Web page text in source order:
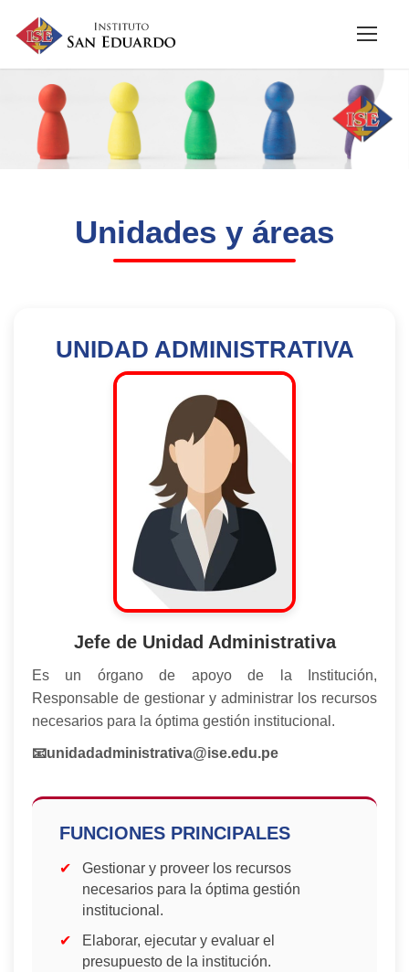
Unidades y áreas
UNIDAD ADMINISTRATIVA
Jefe de Unidad Administrativa
Es un órgano de apoyo de la Institución,
Responsable de gestionar y administrar los recursos
necesarios para la óptima gestión institucional.
📧unidadadministrativa@ise.edu.pe
FUNCIONES PRINCIPALES
Gestionar y proveer los recursos
necesarios para la óptima gestión
institucional.
Elaborar, ejecutar y evaluar el
presupuesto de la institución.